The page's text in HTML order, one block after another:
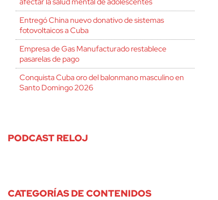
Entregó China nuevo donativo de sistemas
fotovoltaicos a Cuba
Empresa de Gas Manufacturado restablece
pasarelas de pago
Conquista Cuba oro del balonmano masculino en
Santo Domingo 2026
PODCAST RELOJ
CATEGORÍAS DE CONTENIDOS